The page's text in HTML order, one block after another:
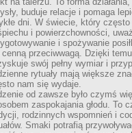
buduje relacje i pomaga
dni. W świecie, który
i powierzchowności,
i spożywanie
przeciwwagą. Dzięki
swój pełny wymiar i
rytuały mają większe
nam się wydaje.
od zawsze było czymś
zaspokajania głodu. To
rodzinnych wspomnień i
Smaki potrafią